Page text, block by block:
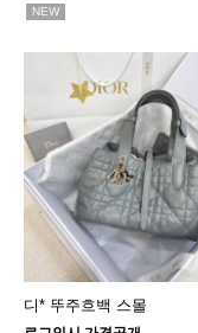
NEW
디* 뚜주흐백 스몰